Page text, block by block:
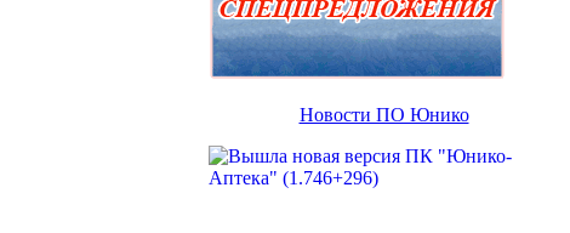
Новости ПО Юнико